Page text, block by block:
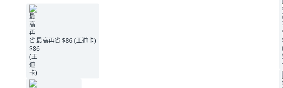
最高再省 $86 (王道卡)